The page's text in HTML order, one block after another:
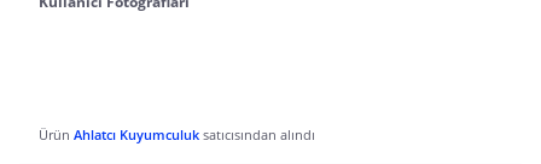
Ürün Ahlatcı Kuyumculuk satıcısından alındı